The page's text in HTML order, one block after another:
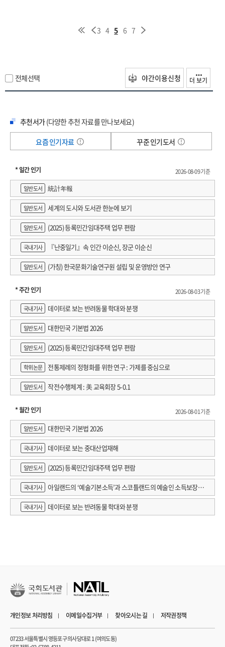
3 4 5 6 7
전체선택 야간이용신청 더 보기
추천서가(다양한 추천 자료를 만나보세요)
요즘 인기자료
꾸준 인기도서
* 일간 인기
2026-08-09 기준
일반도서
統計年報
일반도서 세계의 도시와 도서관 한눈에 보기
일반도서 (2025) 등록민간임대주택 업무 편람
국내기사 『난중일기』속 인간 이순신, 장군 이순신
일반도서 (가칭) 한국문화기술연구원 설립 및 운영방안 연구
* 주간 인기
2026-08-03 기준
국내기사
데이터로 보는 반려동물 학대와 분쟁
일반도서 대한민국 기본법 2026
일반도서 (2025) 등록민간임대주택 업무 편람
학위논문 전통제례의 정형화를 위한 연구 : 가제를 중심으로
일반도서 작전수행체계 : 美 교육회장 5-0.1
* 월간 인기
2026-08-01 기준
일반도서
대한민국 기본법 2026
국내기사 데이터로 보는 중대산업재해
일반도서 (2025) 등록민간임대주택 업무 편람
국내기사
아일랜드의 ‘예술기본소득’과 스코틀랜드의 예술인 소득보장정
책 논의
국내기사 데이터로 보는 반려동물 학대와 분쟁
개인정보 처리방침 이메일수집거부 찾아오시는 길 저작권정책
07233 서울특별시 영등포구 의사당대로 1 (여의도동)